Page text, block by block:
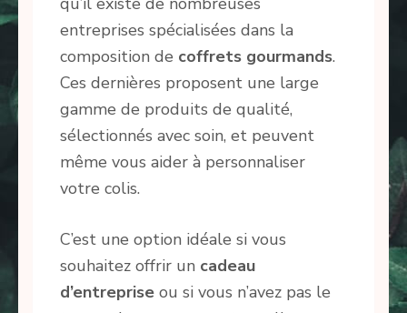
entreprises spécialisées dans la
composition de coffrets gourmands.
Ces dernières proposent une large
gamme de produits de qualité,
sélectionnés avec soin, et peuvent
même vous aider à personnaliser
votre colis.
C’est une option idéale si vous
souhaitez offrir un cadeau
d’entreprise ou si vous n’avez pas le